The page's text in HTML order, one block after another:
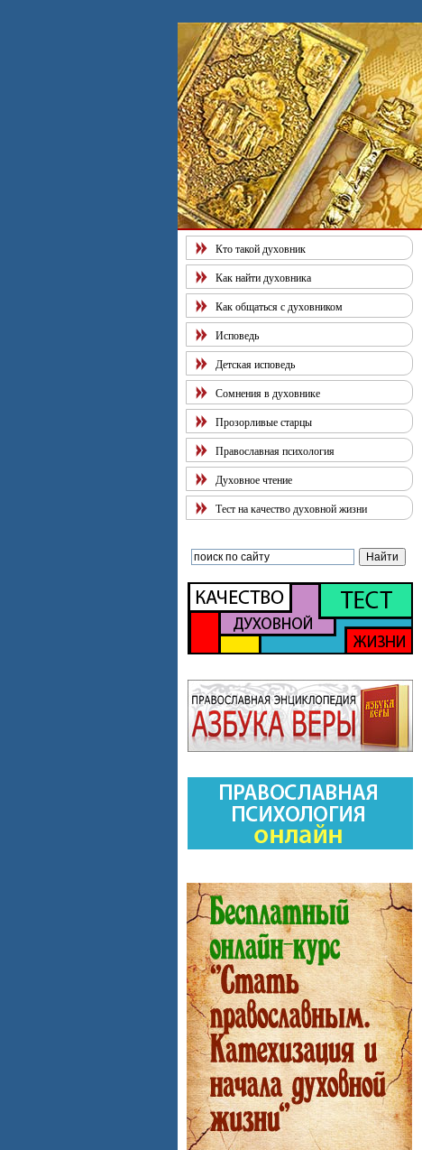
Рекомендуем наш "Тест на
Кто такой духовник
Как найти духовника
Как общаться с духовником
Исповедь
Детская исповедь
Сомнения в духовнике
Прозорливые старцы
Православная психология
Духовное чтение
Тест на качество духовной жизни